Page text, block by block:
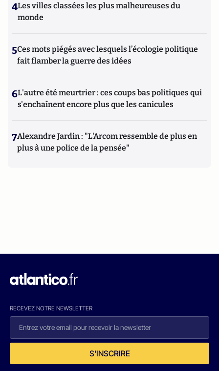
4Les villes classées les plus malheureuses du
monde
5Ces mots piégés avec lesquels l’écologie politique
fait flamber la guerre des idées
6L'autre été meurtrier : ces coups bas politiques qui
s'enchaînent encore plus que les canicules
7Alexandre Jardin : "L'Arcom ressemble de plus en
plus à une police de la pensée"
RECEVEZ NOTRE NEWSLETTER
S'INSCRIRE